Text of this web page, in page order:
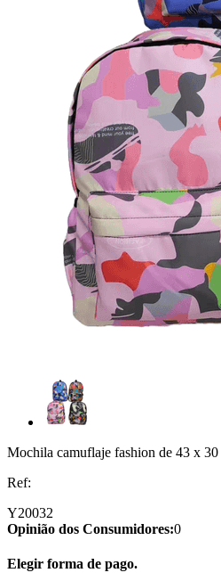
Mochila camuflaje fashion de 43 x
Ref:
Y20032
Opinião dos Consumidores:0
Elegir forma de pago.